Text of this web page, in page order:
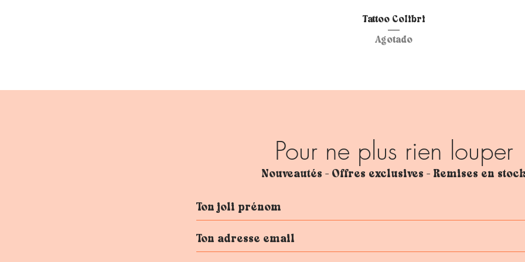
Vista rápida
Tattoo Colibri
Agotado
Pour ne plus rien louper
Nouveautés - Offres exclusives - Remises en